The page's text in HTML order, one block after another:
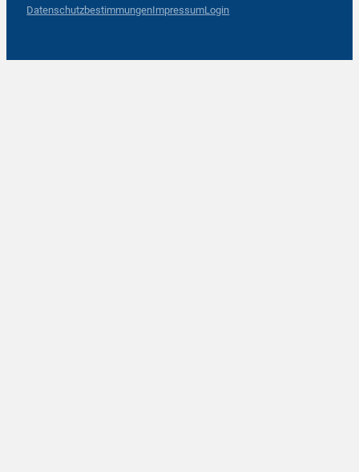
DatenschutzbestimmungenImpressumLogin